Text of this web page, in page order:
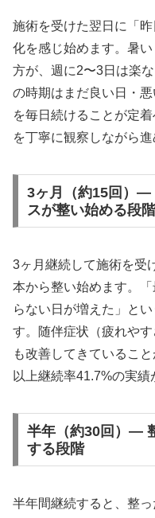
施術を受けた翌日に「
化を感じ始めます。暑
方が、週に2〜3日は楽
の時期はまだ良い日・
を毎日続けることが定
を丁寧に観察しながら進
3ヶ月（約15回）—
スが整い始める段階
3ヶ月継続して施術を受
本から整い始めます。
らない日が増えた」と
す。随伴症状（疲れや
も改善してきているこ
以上継続率41.7%の実績
半年（約30回）—
する段階
半年間継続すると、整